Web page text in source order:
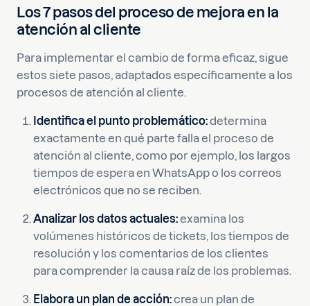
Los 7 pasos del proceso de mejora en la
atención al cliente
Para implementar el cambio de forma eficaz, sigue
estos siete pasos, adaptados específicamente a los
procesos de atención al cliente.
Identifica el punto problemático:determina
exactamente en qué parte falla el proceso de
atención al cliente, como por ejemplo, los largos
tiempos de espera en WhatsApp o los correos
electrónicos que no se reciben.
Analizar los datos actuales:examina los
volúmenes históricos de tickets, los tiempos de
resolución y los comentarios de los clientes
para comprender la causa raíz de los problemas.
Elabora un plan de acción:crea un plan de